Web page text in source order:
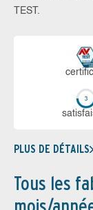
TEST.
PLUS DE DÉTAILS
Tous les